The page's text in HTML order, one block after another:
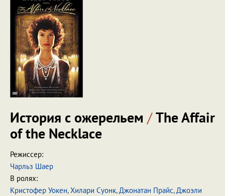
История с ожерельем /The Affair
of the Necklace
Режиссер:
Чарльз Шаер
В ролях:
Кристофер Уокен,Хилари Суонк,Джонатан Прайс,Джоэли